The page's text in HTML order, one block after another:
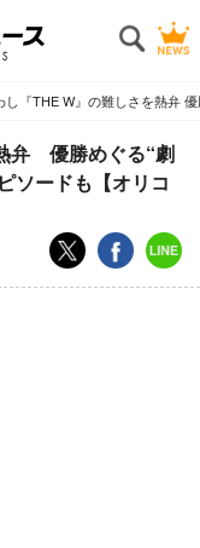
し『THE W』の難しさを熱弁
弁 優勝めぐる“劇
ソードも【オリコ